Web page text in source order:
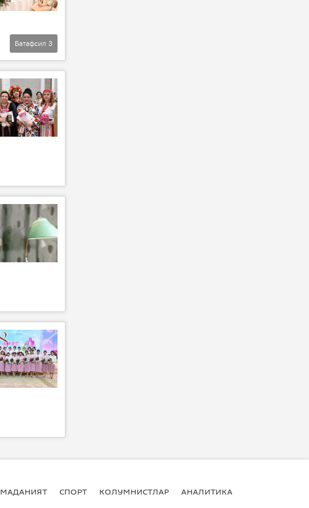
Батафсил 3
МАДАНИЯТ СПОРТ КОЛУМНИСТЛАР АНАЛИТИКА